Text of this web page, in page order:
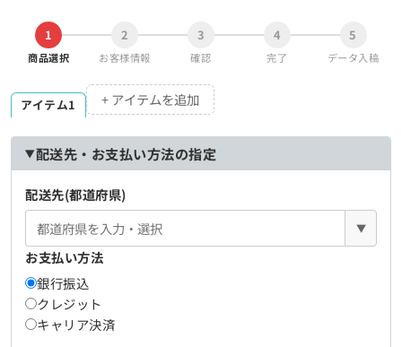
1
商品選択
2
お客様情報
3
確認
4
完了
5
データ入稿
アイテム1 + アイテムを追加
配送先・お支払い方法の指定
配送先(都道府県)
▼
お支払い方法
銀行振込
クレジット
キャリア決済